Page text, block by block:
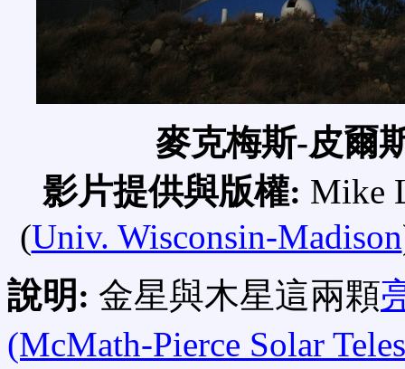
麥克梅斯-皮爾
影片提供與版權: Mike
(Univ. Wisconsin-Madison
說明: 金星與木星這兩顆
(McMath-Pierce Solar